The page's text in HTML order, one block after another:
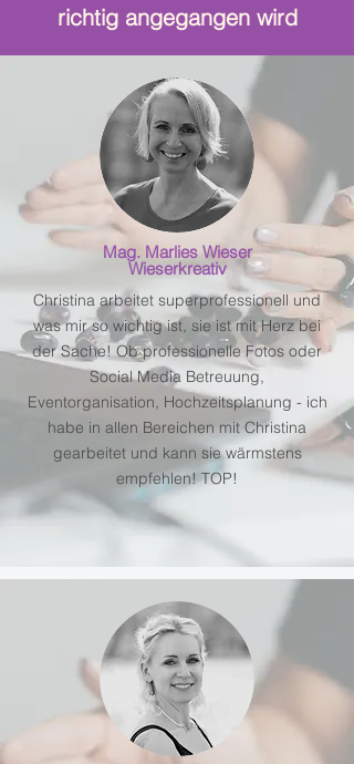
richtig angegangen wird
Mag. Marlies Wieser
Wieserkreativ
Christina arbeitet superprofessionell und
was mir so wichtig ist, sie ist mit Herz bei
der Sache! Ob professionelle Fotos oder
Social Media Betreuung,
Eventorganisation, Hochzeitsplanung - ich
habe in allen Bereichen mit Christina
gearbeitet und kann sie wärmstens
empfehlen! TOP!